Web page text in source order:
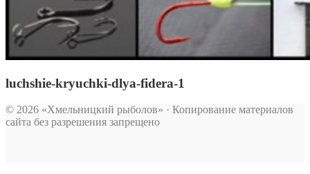
luchshie-kryuchki-dlya-fidera-1
© 2026 «Хмельницкий рыболов» · Копирование материалов
сайта без разрешения запрещено